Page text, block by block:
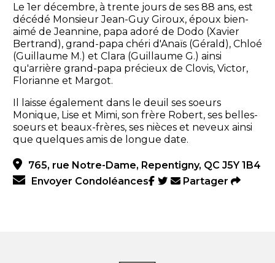
Le 1er décembre, à trente jours de ses 88 ans, est
décédé Monsieur Jean-Guy Giroux, époux bien-
aimé de Jeannine, papa adoré de Dodo (Xavier
Bertrand), grand-papa chéri d'Anaïs (Gérald), Chloé
(Guillaume M.) et Clara (Guillaume G.) ainsi
qu'arrière grand-papa précieux de Clovis, Victor,
Florianne et Margot.
Il laisse également dans le deuil ses soeurs
Monique, Lise et Mimi, son frère Robert, ses belles-
soeurs et beaux-frères, ses nièces et neveux ainsi
que quelques amis de longue date.
765, rue Notre-Dame, Repentigny, QC J5Y 1B4
Envoyer Condoléances
Partager